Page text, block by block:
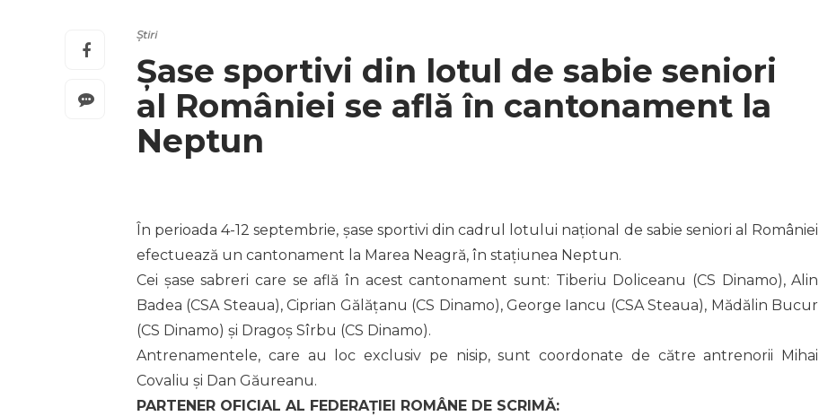
Știri
Șase sportivi din lotul de sabie seniori
al României se află în cantonament la
Neptun
În perioada 4-12 septembrie, șase sportivi din cadrul lotului național de sabie seniori al României
efectuează un cantonament la Marea Neagră, în stațiunea Neptun.
Cei șase sabreri care se află în acest cantonament sunt: Tiberiu Doliceanu (CS Dinamo), Alin
Badea (CSA Steaua), Ciprian Gălățanu (CS Dinamo), George Iancu (CSA Steaua), Mădălin Bucur
(CS Dinamo) și Dragoș Sîrbu (CS Dinamo).
Antrenamentele, care au loc exclusiv pe nisip, sunt coordonate de către antrenorii Mihai
Covaliu și Dan Găureanu.
PARTENER OFICIAL AL FEDERAȚIEI ROMÂNE DE SCRIMĂ: